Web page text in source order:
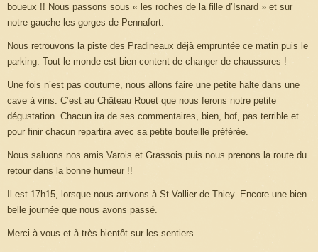
boueux !! Nous passons sous « les roches de la fille d’Isnard » et sur
notre gauche les gorges de Pennafort.
Nous retrouvons la piste des Pradineaux déjà empruntée ce matin puis le
parking. Tout le monde est bien content de changer de chaussures !
Une fois n’est pas coutume, nous allons faire une petite halte dans une
cave à vins. C’est au Château Rouet que nous ferons notre petite
dégustation. Chacun ira de ses commentaires, bien, bof, pas terrible et
pour finir chacun repartira avec sa petite bouteille préférée.
Nous saluons nos amis Varois et Grassois puis nous prenons la route du
retour dans la bonne humeur !!
Il est 17h15, lorsque nous arrivons à St Vallier de Thiey. Encore une bien
belle journée que nous avons passé.
Merci à vous et à très bientôt sur les sentiers.